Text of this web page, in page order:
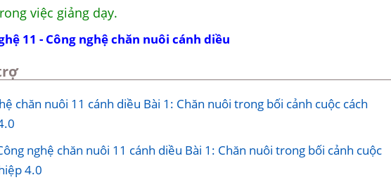
việc giảng dạy.
11 - Công nghệ chăn nuôi cánh diều
chăn nuôi 11 cánh diều Bài 1: Chăn nuôi trong bối cảnh cuộc cách
nghệ chăn nuôi 11 cánh diều Bài 1: Chăn nuôi trong bối cảnh cuộc
4.0